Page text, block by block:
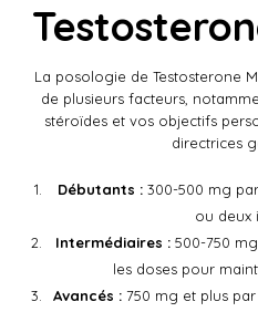
La posologie de Testosterone
de plusieurs facteurs,
stéroïdes et vos objectifs
directrices
Débutants :300-500 mg
ou deux
Intermédiaires :500-750
les doses pour
Avancés :750 mg et plus par